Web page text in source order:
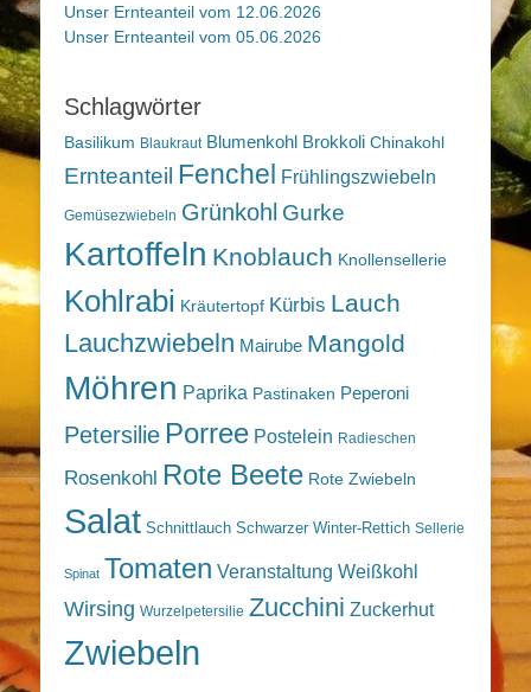
Unser Ernteanteil vom 12.06.2026
Unser Ernteanteil vom 05.06.2026
Schlagwörter
Basilikum Blaukraut Blumenkohl Brokkoli Chinakohl
Ernteanteil Fenchel Frühlingszwiebeln
Gemüsezwiebeln Grünkohl Gurke
Kartoffeln Knoblauch Knollensellerie
Kohlrabi Kräutertopf Kürbis Lauch
Lauchzwiebeln Mairube Mangold
Möhren Paprika Pastinaken Peperoni
Petersilie Porree Postelein Radieschen
Rosenkohl Rote Beete Rote Zwiebeln
Salat Schnittlauch Schwarzer Winter-Rettich Sellerie
Spinat Tomaten Veranstaltung Weißkohl
Wirsing Wurzelpetersilie Zucchini Zuckerhut
Zwiebeln